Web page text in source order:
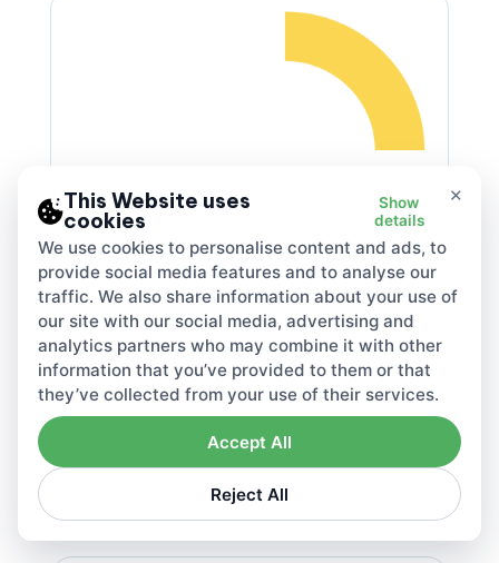
Come Il DAC7 cambia la
rendicontazione fiscale
nell’UE
Ti incuriosisce il DAC7 e cosa
significa per la tua piattaforma?
Questo articolo spiega le nuove
regole di rendicontazione DAC7
dell’UE, chi deve registrarsi e come
le piattaforme possono
automatizzare la conformità.
leggi l’articolo
×
This Website uses
cookies
Show
details
We use cookies to personalise content and ads, to
provide social media features and to analyse our
traffic. We also share information about your use of
our site with our social media, advertising and
analytics partners who may combine it with other
information that you’ve provided to them or that
they’ve collected from your use of their services.
Reject All
Accept All